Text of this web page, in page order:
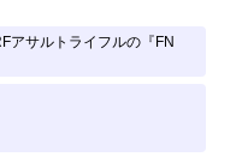
アサルトライフルの『FN